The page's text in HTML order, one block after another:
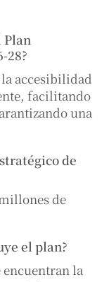
Plan
28?
accesibilidad
facilitando
una
de
de
el plan?
encuentran la